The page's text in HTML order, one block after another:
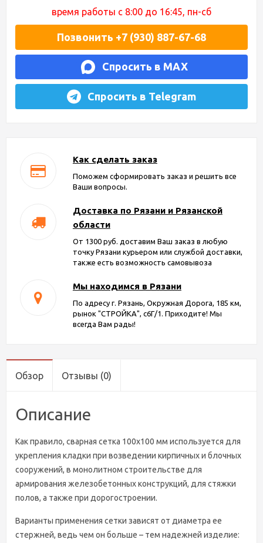
время работы с 8:00 до 16:45, пн-сб
Позвонить +7 (930) 887-67-68
Спросить в MAX
Спросить в Telegram
Как сделать заказ
Поможем сформировать заказ и решить все
Ваши вопросы.
Доставка по Рязани и Рязанской
области
От 1300 руб. доставим Ваш заказ в любую
точку Рязани курьером или службой доставки,
также есть возможность самовывоза
Мы находимся в Рязани
По адресу г. Рязань, Окружная Дорога, 185 км,
рынок "СТРОЙКА", с6Г/1. Приходите! Мы
всегда Вам рады!
Обзор Отзывы (0)
Описание
Как правило, сварная сетка 100х100 мм используется для
укрепления кладки при возведении кирпичных и блочных
сооружений, в монолитном строительстве для
армирования железобетонных конструкций, для стяжки
полов, а также при дорогостроении.
Варианты применения сетки зависят от диаметра ее
стержней, ведь чем он больше – тем надежней изделие: